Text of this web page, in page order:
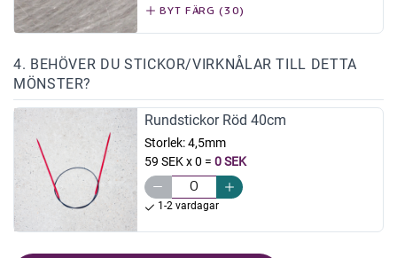
BYT FÄRG (30)
4. BEHÖVER DU STICKOR/VIRKNÅLAR TILL DETTA
MÖNSTER?
Rundstickor Röd 40cm
Storlek:4,5mm
59 SEK x 0 = 0 SEK
1-2 vardagar